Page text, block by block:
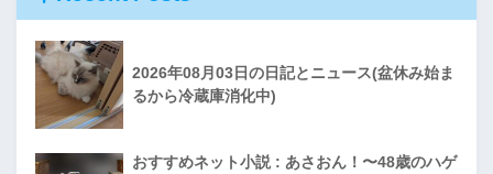
2026年08月03日の日記とニュース(盆休み始ま
るから冷蔵庫消化中)
おすすめネット小説 : あさおん！〜48歳のハゲ